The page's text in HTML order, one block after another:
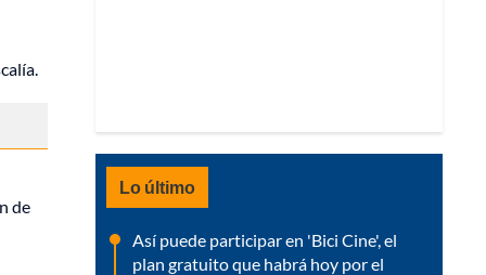
de
Lo último
Así puede participar en 'Bici Cine', el
plan gratuito que habrá hoy por el